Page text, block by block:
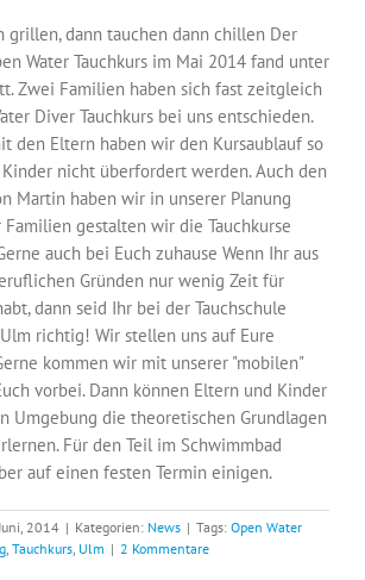
grillen, dann tauchen dann chillen Der
Water Tauchkurs im Mai 2014 fand unter
Zwei Familien haben sich fast zeitgleich
Diver Tauchkurs bei uns entschieden.
den Eltern haben wir den Kursaublauf so
nicht überfordert werden. Auch den
Martin haben wir in unserer Planung
Familien gestalten wir die Tauchkurse
auch bei Euch zuhause Wenn Ihr aus
Gründen nur wenig Zeit für
dann seid Ihr bei der Tauchschule
richtig! Wir stellen uns auf Eure
kommen wir mit unserer "mobilen"
vorbei. Dann können Eltern und Kinder
Umgebung die theoretischen Grundlagen
Für den Teil im Schwimmbad
auf einen festen Termin einigen.
2014 | Kategorien: News | Tags: Open Water
Tauchkurs Ulm | 2 Kommentare